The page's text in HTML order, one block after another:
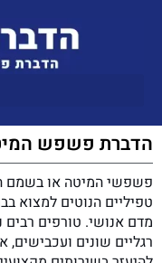
הדברת פשפש
טפיליים הנוטים למצוא
מדם אנושי. טורפים רבים
רגליים שונים